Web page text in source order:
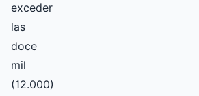
exceder
las
doce
mil
(12.000)